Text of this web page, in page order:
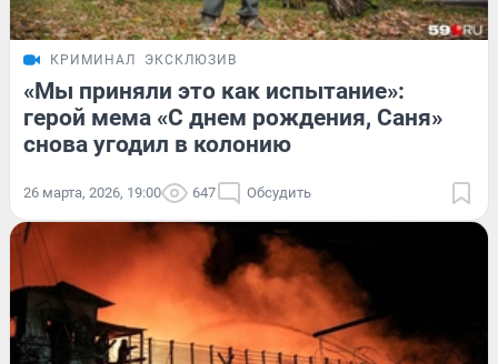
КРИМИНАЛ ЭКСКЛЮЗИВ
«Мы приняли это как испытание»:
герой мема «С днем рождения, Саня»
снова угодил в колонию
26 марта, 2026, 19:00 647 Обсудить